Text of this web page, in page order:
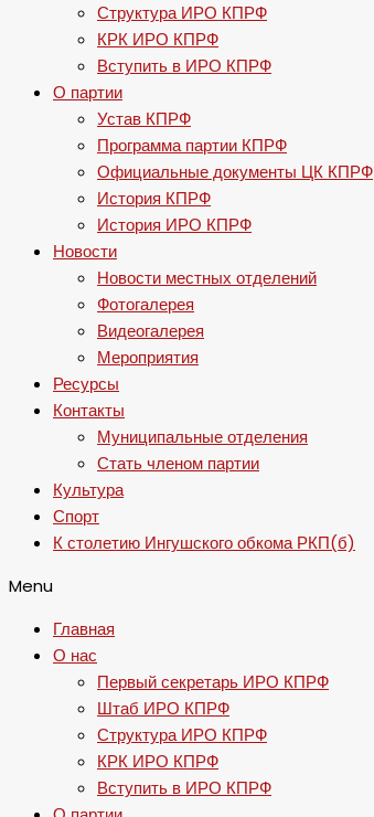
Структура ИРО КПРФ
КРК ИРО КПРФ
Вступить в ИРО КПРФ
О партии
Устав КПРФ
Программа партии КПРФ
Официальные документы ЦК КПРФ
История КПРФ
История ИРО КПРФ
Новости
Новости местных отделений
Фотогалерея
Видеогалерея
Мероприятия
Ресурсы
Контакты
Муниципальные отделения
Стать членом партии
Культура
Спорт
К столетию Ингушского обкома РКП(б)
Menu
Главная
О нас
Первый секретарь ИРО КПРФ
Штаб ИРО КПРФ
Структура ИРО КПРФ
КРК ИРО КПРФ
Вступить в ИРО КПРФ